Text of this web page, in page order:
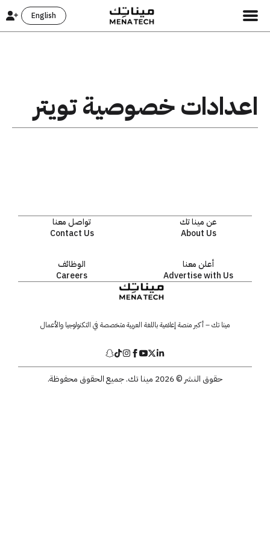
English
اعدادات خصوصية تويتر
عن مينا تك
About Us
تواصل معنا
Contact Us
أعلن معنا
Advertise with Us
الوظائف
Careers
مينا تك – أكبر منصة إعلامية باللغة العربية متخصصة في التكنولوجيا والأعمال
حقوق النشر © 2026 مينا تك. جميع الحقوق محفوظة.